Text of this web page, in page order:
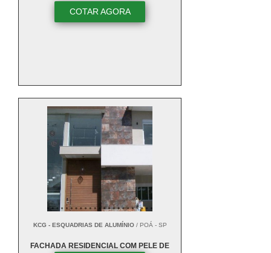
COTAR AGORA
KCG - ESQUADRIAS DE ALUMÍNIO/ POÁ - SP
FACHADA RESIDENCIAL COM PELE DE